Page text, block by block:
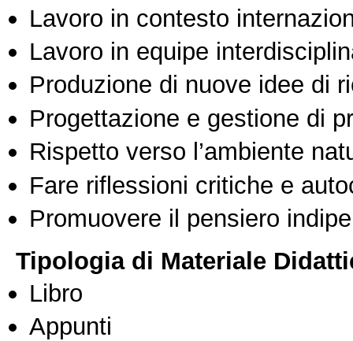
Lavoro in contesto
Lavoro in equipe
Produzione di nuove idee di
Progettazione e gestione di
Rispetto verso l’ambiente
Fare riflessioni critiche e
Promuovere il pensiero
Tipologia di Materiale
Libro
Appunti